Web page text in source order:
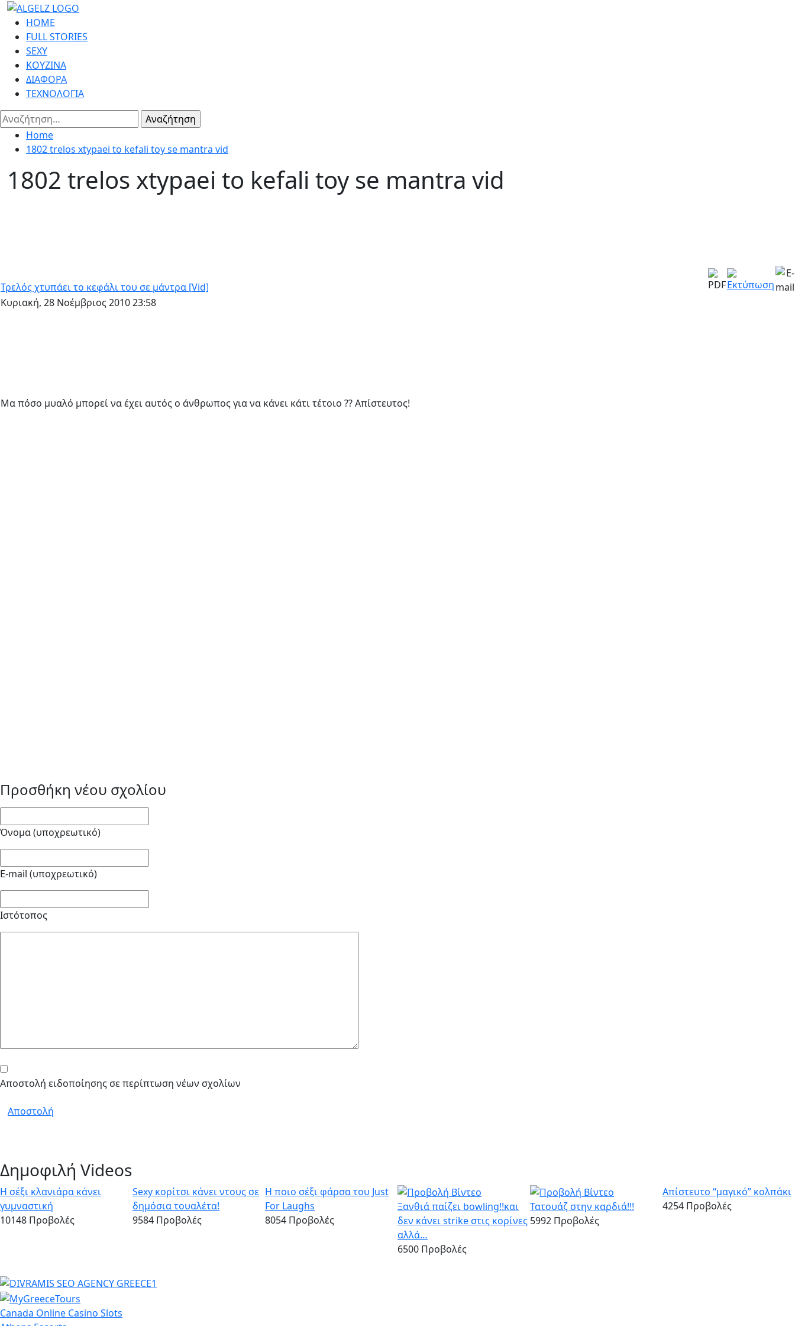
Skip
content
Primary
Menu
HOME
FULL STORIES
SEXY
ΚΟΥΖΙΝΑ
ΔΙΑΦΟΡΑ
ΤΕΧΝΟΛΟΓΙΑ
Αναζήτηση
για:
Home
1802 trelos xtypaei to kefali toy se mantra vid
1802 trelos xtypaei to kefali toy se mantra vid
Τρελός χτυπάει το κεφάλι του σε μάντρα [Vid]
Κυριακή, 28 Νοέμβριος 2010 23:58
Μα πόσο μυαλό μπορεί να έχει αυτός ο άνθρωπος για να κάνει κάτι τέτοιο ?? Απίστευτος!
Προσθήκη νέου σχολίου
Όνομα (υποχρεωτικό)
E-mail (υποχρεωτικό)
Ιστότοπος
Αποστολή ειδοποίησης σε περίπτωση νέων σχολίων
Αποστολή
Δημοφιλή Videos
Η σέξι κλανιάρα κάνει
γυμναστική
10148 Προβολές
Sexy κορίτσι κάνει ντους σε
δημόσια τουαλέτα!
9584 Προβολές
Η ποιο σέξι φάρσα του Just
For Laughs
8054 Προβολές
Ξανθιά παίζει bowling!!και
δεν κάνει strike στις κορίνες
αλλά…
6500 Προβολές
Τατουάζ στην καρδιά!!!
5992 Προβολές
Απίστευτο “μαγικό” κολπάκι
4254 Προβολές
Canada Online Casino Slots